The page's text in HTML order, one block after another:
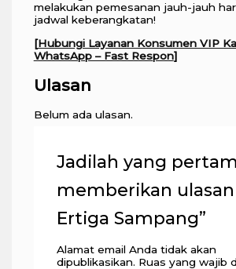
melakukan pemesanan jauh-jauh
jadwal keberangkatan!
[Hubungi Layanan Konsumen VIP
WhatsApp – Fast Respon]
Ulasan
Belum ada ulasan.
Jadilah yang
memberikan ulasan
Ertiga Sampang”
Alamat email Anda tidak akan
dipublikasikan. Ruas yang wajib